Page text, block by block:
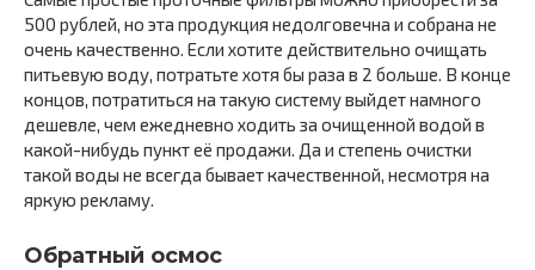
500 рублей, но эта продукция недолговечна и собрана не
очень качественно. Если хотите действительно очищать
питьевую воду, потратьте хотя бы раза в 2 больше. В конце
концов, потратиться на такую систему выйдет намного
дешевле, чем ежедневно ходить за очищенной водой в
какой-нибудь пункт её продажи. Да и степень очистки
такой воды не всегда бывает качественной, несмотря на
яркую рекламу.
Обратный осмос